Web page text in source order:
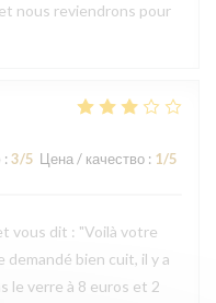
nous reviendrons pour
: 3/5 Цена / качество : 1/5
vous dit : "Voilà votre
demandé bien cuit, il y a
le verre à 8 euros et 2